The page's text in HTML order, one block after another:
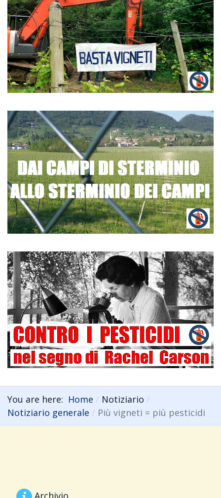
You are here: Home
Notiziario
Notiziario generale
Più vigneti = più pesticidi
Archivio